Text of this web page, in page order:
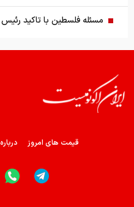
مسئله فلسطین با تاکید
قیمت طلا ۱۸ عیار ۱۴ مرداد
ترامپ درخواست زلنسکی را رد
ریشه پنهان تورم کجاست؟
قیمت های امروز